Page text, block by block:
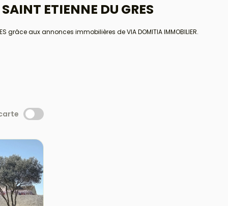
ETIENNE DU GRES
grâce aux annonces immobilières de VIA DOMITIA IMMOBILIER.